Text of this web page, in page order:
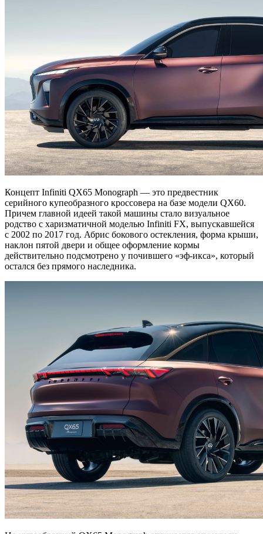
Концепт Infiniti QX65 Monograph — это предвестник
серийного купеобразного кроссовера на базе модели QX60.
Причем главной идеей такой машины стало визуальное
родство с харизматичной моделью Infiniti FX, выпускавшейся
с 2002 по 2017 год. Абрис бокового остекления, форма крыши,
наклон пятой двери и общее оформление кормы
действительно подсмотрено у почившего «эф-икса», который
остался без прямого наследника.